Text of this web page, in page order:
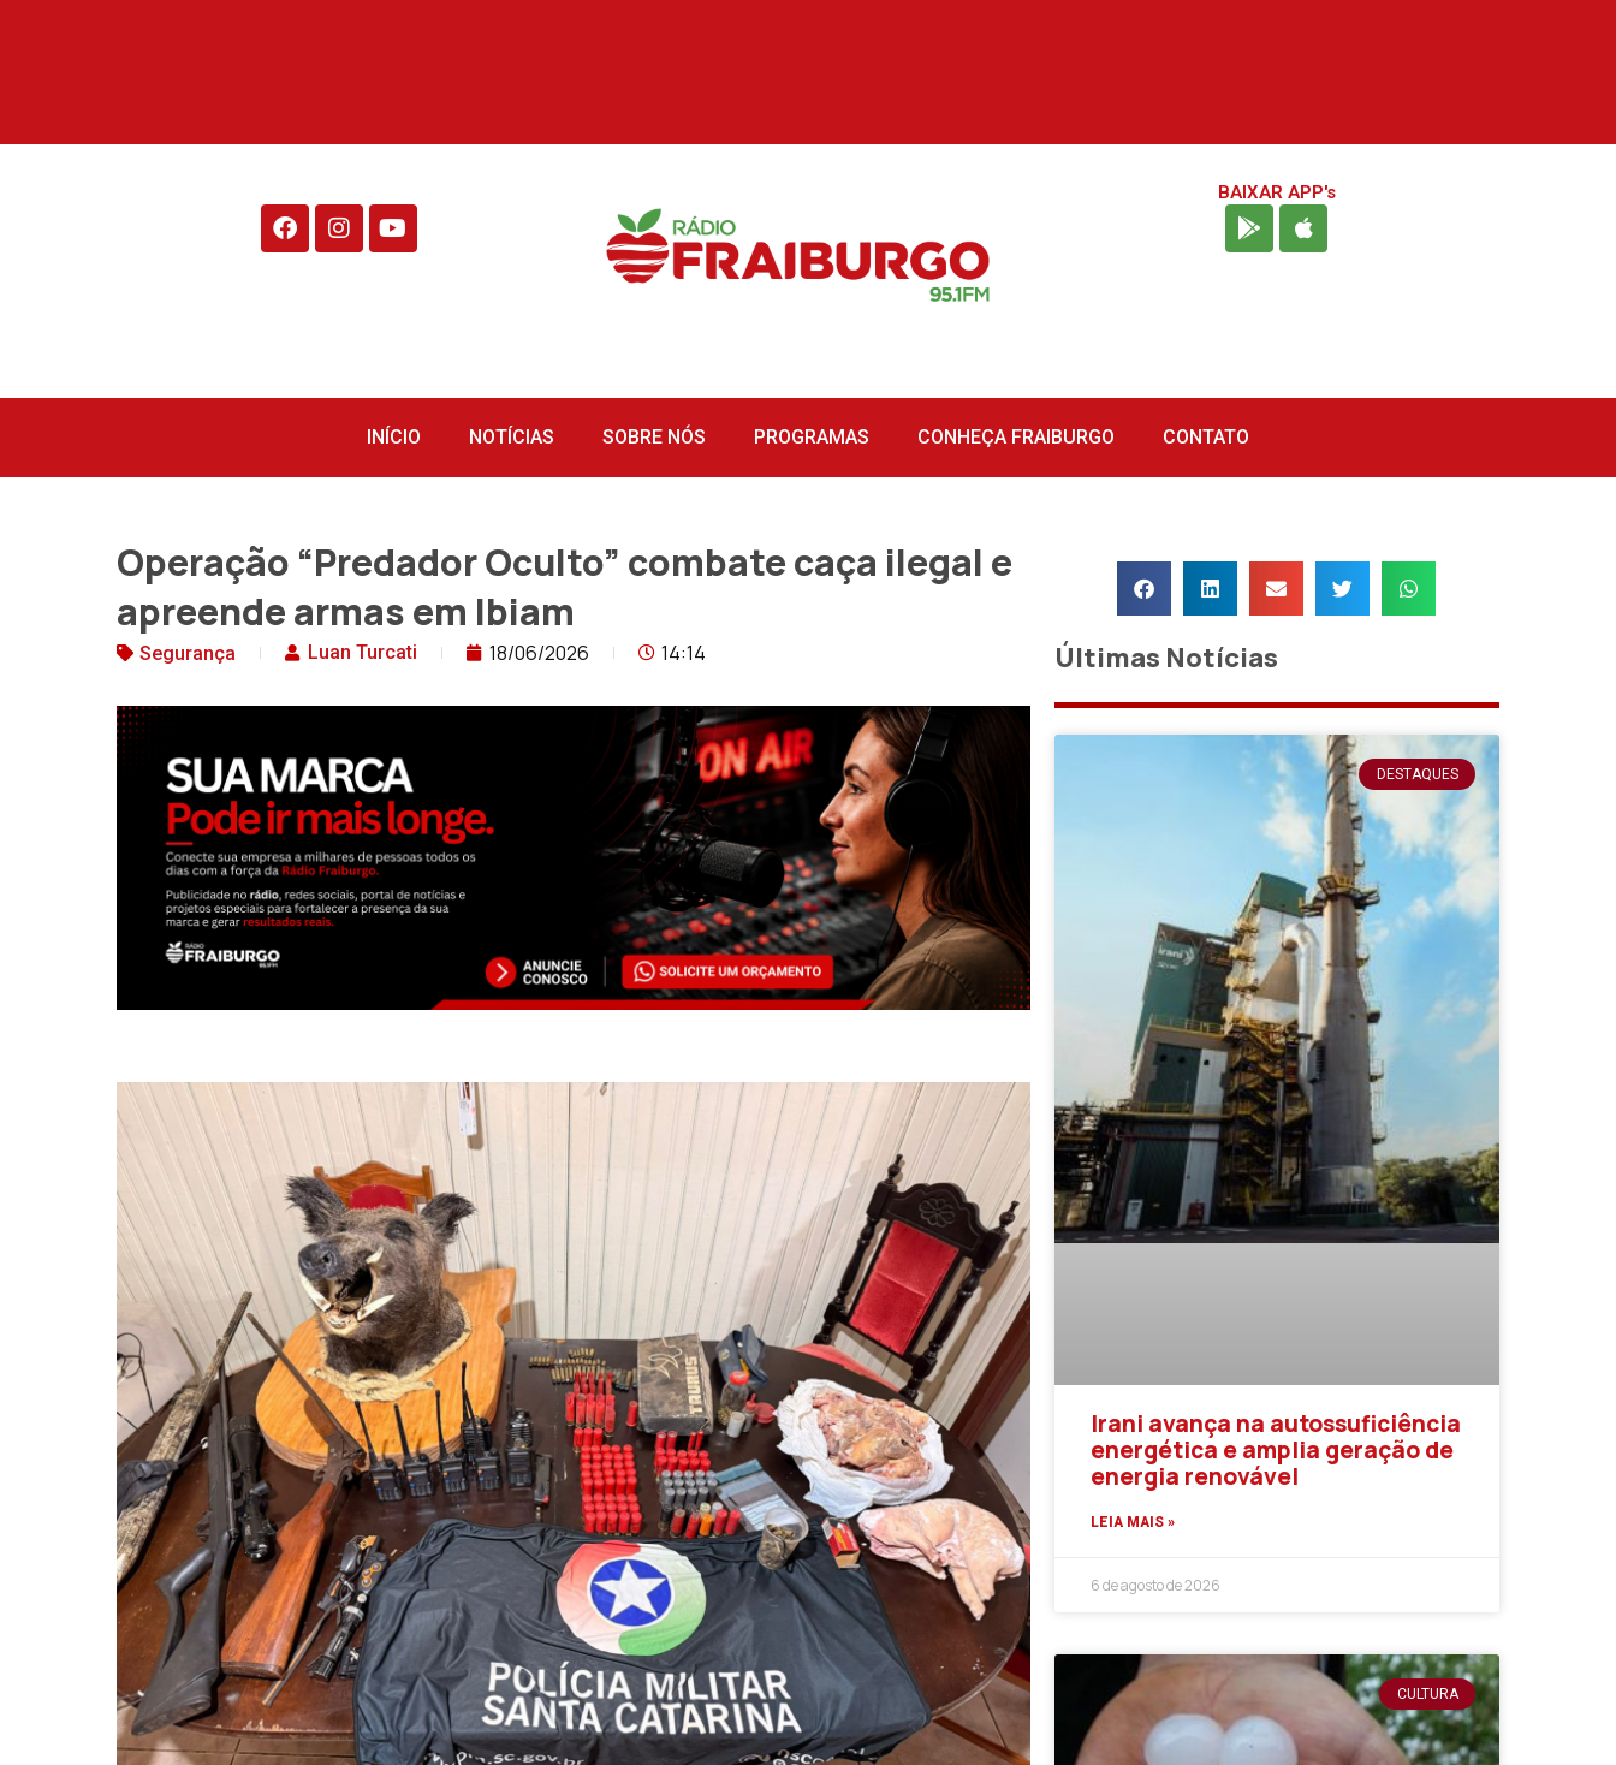
BAIXAR APP's
INÍCIO NOTÍCIAS SOBRE NÓS PROGRAMAS CONHEÇA FRAIBURGO CONTATO
Operação “Predador Oculto” combate caça ilegal e
apreende armas em Ibiam
Segurança Luan Turcati 18/06/2026 14:14 Últimas Notícias
DESTAQUES
Irani avança na autossuficiência
energética e amplia geração de
energia renovável
LEIA MAIS »
6 de agosto de 2026
CULTURA